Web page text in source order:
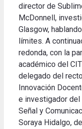
director de
McDonnell,
Glasgow,
límites. A
redonda, con la
académico del
delegado del
Innovación
e investigador del
Señal y
Soraya Hidalgo,